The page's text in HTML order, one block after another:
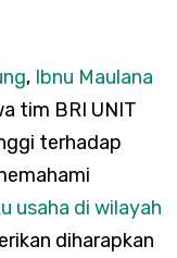
, Ibnu Maulana
tim BRI UNIT
terhadap
usaha di wilayah
diharapkan